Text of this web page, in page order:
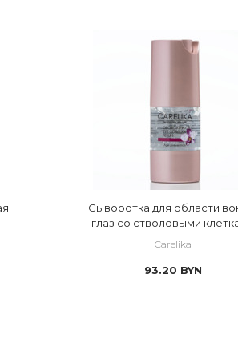
РЕЗУЛЬТАТЫ
Сыворотка для области
глаз со стволовыми
Carelika
93.20 BYN